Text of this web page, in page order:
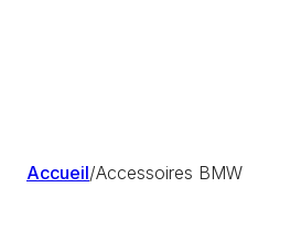
Accueil/Accessoires BMW